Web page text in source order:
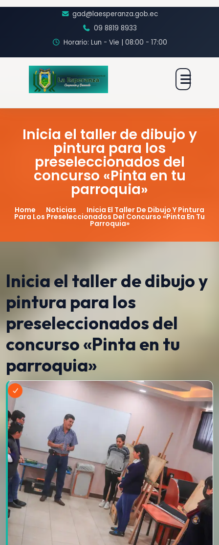
gad@laesperanza.gob.ec
09 8819 8933
Horario: Lun - Vie | 08:00 - 17:00
Inicia el taller de dibujo y
pintura para los
preseleccionados del
concurso «Pinta en tu
parroquia»
Home Noticias Inicia El Taller De Dibujo Y Pintura
Para Los Preseleccionados Del Concurso «Pinta En Tu
Parroquia»
Inicia el taller de dibujo y
pintura para los
preseleccionados del
concurso «Pinta en tu
parroquia»